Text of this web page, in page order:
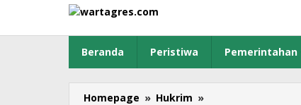
content
Beranda
Peristiwa Pemerintahan
Homepage » Hukrim »